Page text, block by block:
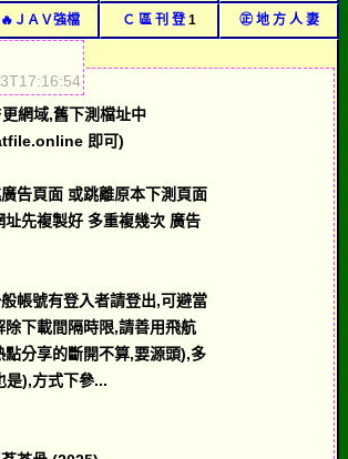
🔥ＪＡＶ強檔 Ｃ 區 刊 登1 ㊣ 地 方 人 妻
網域,舊下測檔址中
即可)
告頁面 或跳離原本下測頁面
先複製好 多重複幾次 廣告
帳號有登入者請登出,可避當
除下載間隔時限,請善用飛航
分享的斷開不算,要源頭),多
是),方式下參...